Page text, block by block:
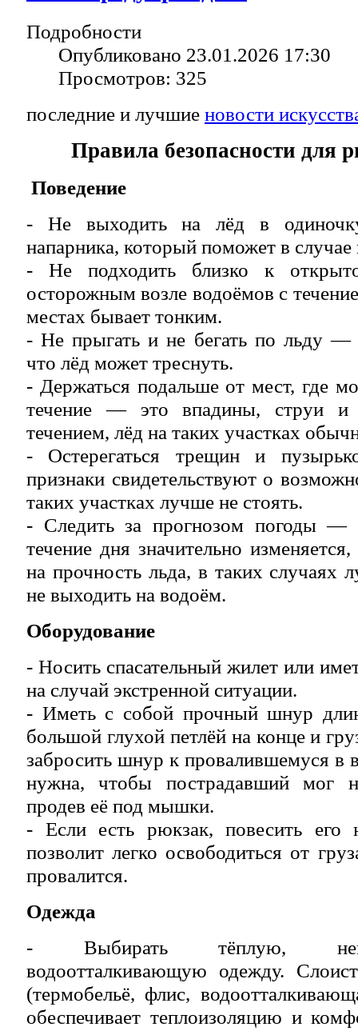
Подробности
Опубликовано 23.01.2026 17:30
Просмотров: 325
последние и лучшие новости
Правила безопасности для
Поведение
- Не выходить на лёд в
напарника, который поможет в
- Не подходить близко к
осторожным возле водоёмов с
местах бывает тонким.
- Не прыгать и не бегать по льду —
что лёд может треснуть.
- Держаться подальше от мест, где
течение — это впадины, струи и
течением, лёд на таких участках
- Остерегаться трещин и
признаки свидетельствуют о
таких участках лучше не стоять.
- Следить за прогнозом погоды —
течение дня значительно
на прочность льда, в таких случаях
не выходить на водоём.
Оборудование
- Носить спасательный жилет или
на случай экстренной ситуации.
- Иметь с собой прочный шнур
большой глухой петлёй на конце и
забросить шнур к провалившемуся в
нужна, чтобы пострадавший мог
продев её под мышки.
- Если есть рюкзак, повесить его
позволит легко освободиться от
провалится.
Одежда
- Выбирать тёплую,
водоотталкивающую одежду.
(термобельё, флис,
обеспечивает теплоизоляцию и